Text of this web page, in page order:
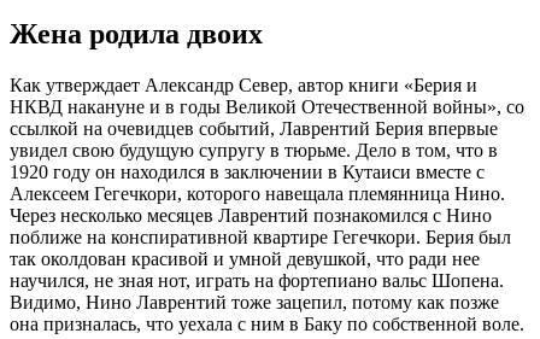
Жена родила двоих
Как утверждает Александр Север, автор книги «Берия и
НКВД накануне и в годы Великой Отечественной войны», со
ссылкой на очевидцев событий, Лаврентий Берия впервые
увидел свою будущую супругу в тюрьме. Дело в том, что в
1920 году он находился в заключении в Кутаиси вместе с
Алексеем Гегечкори, которого навещала племянница Нино.
Через несколько месяцев Лаврентий познакомился с Нино
поближе на конспиративной квартире Гегечкори. Берия был
так околдован красивой и умной девушкой, что ради нее
научился, не зная нот, играть на фортепиано вальс Шопена.
Видимо, Нино Лаврентий тоже зацепил, потому как позже
она призналась, что уехала с ним в Баку по собственной воле.